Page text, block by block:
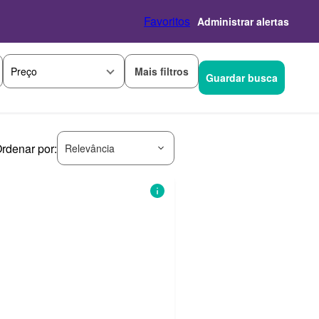
Favoritos Administrar alertas
Preço Mais filtros Guardar busca
por: Relevância